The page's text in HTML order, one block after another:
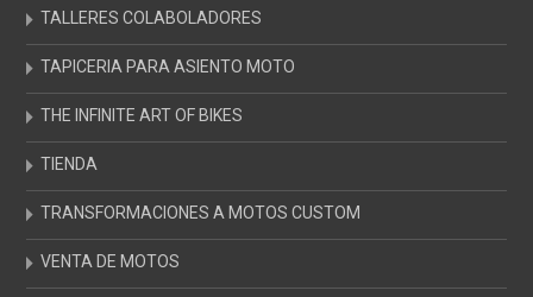
TALLERES COLABOLADORES
TAPICERIA PARA ASIENTO MOTO
THE INFINITE ART OF BIKES
TIENDA
TRANSFORMACIONES A MOTOS CUSTOM
VENTA DE MOTOS